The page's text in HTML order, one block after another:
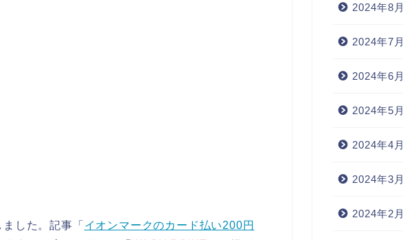
した。記事「 イオンマークのカード払い200円
2024年8月
2024年7月
2024年6月
2024年5月
2024年4月
2024年3月
2024年2月